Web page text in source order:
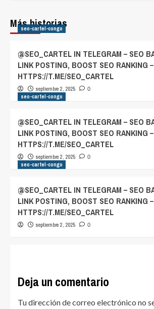
Más historias
seo-cartel-congo
@SEO_CARTEL IN TELEGRAM – SEO
LINK POSTING, BOOST SEO RANKING –
HTTPS://T.ME/SEO_CARTEL
septiembre 2, 2025 0
seo-cartel-congo
@SEO_CARTEL IN TELEGRAM – SEO
LINK POSTING, BOOST SEO RANKING –
HTTPS://T.ME/SEO_CARTEL
septiembre 2, 2025 0
seo-cartel-congo
@SEO_CARTEL IN TELEGRAM – SEO
LINK POSTING, BOOST SEO RANKING –
HTTPS://T.ME/SEO_CARTEL
septiembre 2, 2025 0
Deja un comentario
Tu dirección de correo electrónico no